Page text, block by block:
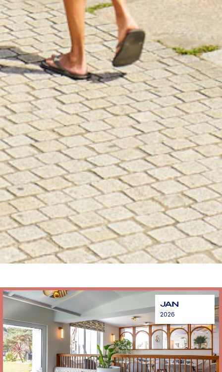
JAN
2026